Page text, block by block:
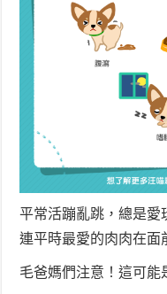
平常活蹦亂跳，總是愛
連平時最愛的肉肉在面
毛爸媽們注意！這可能